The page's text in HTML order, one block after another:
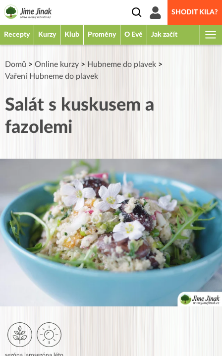
SHODIT KILA?
Recepty Kurzy Klub Proměny O Evě Jak začít
Domů > Online kurzy > Hubneme do plavek >
Vaření Hubneme do plavek
Salát s kuskusem a
fazolemi
sezóna jarosezóna léto